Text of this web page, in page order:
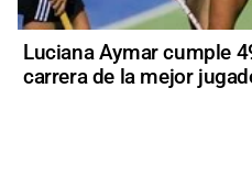
Luciana Aymar cumple
carrera de la mejor